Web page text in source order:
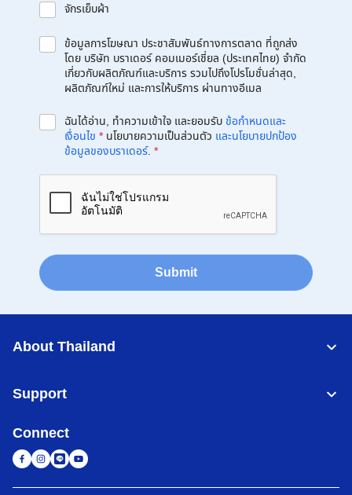
จักรเย็บผ้า
ข้อมูลการโฆษณา ประชาสัมพันธ์ทางการตลาด ที่ถูกส่ง
โดย บริษัท บราเดอร์ คอมเมอร์เชี่ยล (ประเทศไทย) จำกัด
เกี่ยวกับผลิตภัณฑ์และบริการ รวมไปถึงโปรโมชั่นล่าสุด,
ผลิตภัณฑ์ใหม่ และการให้บริการ ผ่านทางอีเมล
ฉันได้อ่าน, ทำความเข้าใจ และยอมรับข้อกำหนดและ
เงื่อนไข * นโยบายความเป็นส่วนตัว และนโยบายปกป้อง
ข้อมูลของบราเดอร์. *
Submit
About Thailand
Support
Connect